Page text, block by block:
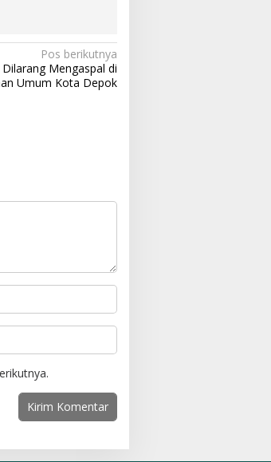
Pos berikutnya
Mengaspal di
Umum Kota Depok